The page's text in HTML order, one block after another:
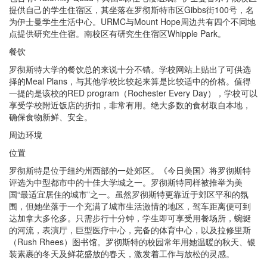
提供自己的学生住宿区，其坐落在罗彻斯特市区Gibbs街100号，名
为伊士曼学生生活中心。URMC与Mount Hope周边共有四个不同地
点提供研究生住宿。南校区有研究生住宿区Whipple Park。
餐饮
罗彻斯特大学的餐饮总的来说十分不错。学校网站上贴出了可供选
择的Meal Plans，与其他学校比较起来算是比较适中的价格。值得
一提的是该校的RED program（Rochester Every Day），学校可以
享受学校附近饭店的折扣，非常有用。绝大多数的食材取自本地，
确保食物新鲜、安全。
周边环境
位置
罗彻斯特是位于纽约州西部的一处郊区。《今日美国》将罗彻斯特
评选为中型都市中的十佳大学城之一。罗彻斯特同样被推举为美
国“最适宜居住的城市”之一。虽然罗彻斯特更靠近于郊区平和的氛
围，但她坐落于一个充满了城市生活激情的地区，驾车距离便可到
达加拿大多伦多。只需步行十分钟，学生即可享受用餐场所，蜿蜒
的河流，表演厅，巨型医疗中心，完备的体育中心，以及拉修里斯
（Rush Rhees）图书馆。罗彻斯特的校园常年用她温暖的秋天、银
装素裹的冬天及鲜花盛放的春天，激发着工作与放松的灵感。